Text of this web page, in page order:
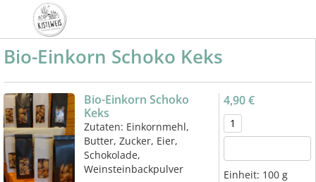
Bio-Einkorn Schoko Keks
Bio-Einkorn Schoko
Keks
Zutaten: Einkornmehl,
Butter, Zucker, Eier,
Schokolade,
Weinsteinbackpulver
4,90 €
Einheit: 100 g